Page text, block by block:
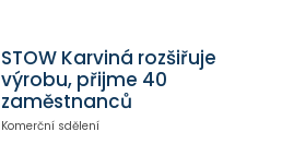
STOW Karviná rozšiřuje
výrobu, přijme 40
zaměstnanců
Komerční sdělení